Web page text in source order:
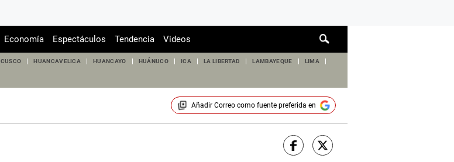
de
Economía Espectáculos Tendencia Videos
CUSCO HUANCAVELICA HUANCAYO HUÁNUCO ICA LA LIBERTAD LAMBAYEQUE LIMA
Añadir Correocomo fuente preferida en